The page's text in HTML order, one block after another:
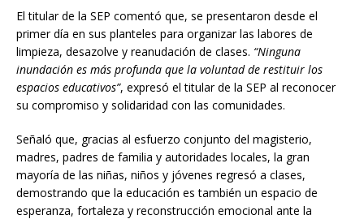
El titular de la SEP comentó que, se presentaron desde el
primer día en sus planteles para organizar las labores de
limpieza, desazolve y reanudación de clases. “Ninguna
inundación es más profunda que la voluntad de restituir los
espacios educativos”, expresó el titular de la SEP al reconocer
su compromiso y solidaridad con las comunidades.
Señaló que, gracias al esfuerzo conjunto del magisterio,
madres, padres de familia y autoridades locales, la gran
mayoría de las niñas, niños y jóvenes regresó a clases,
demostrando que la educación es también un espacio de
esperanza, fortaleza y reconstrucción emocional ante la